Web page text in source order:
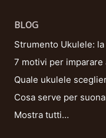
BLOG
Strumento Ukulele:
7 motivi per imparare
Quale ukulele
Cosa serve per
Mostra tutti…